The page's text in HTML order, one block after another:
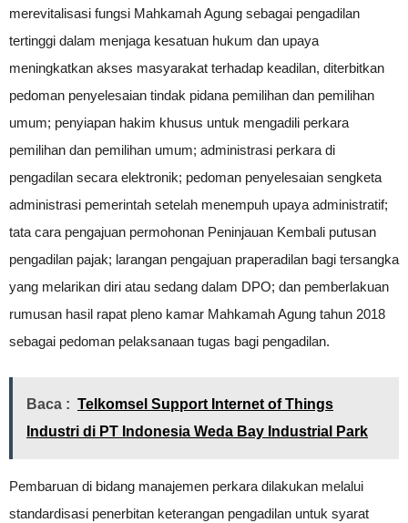
merevitalisasi fungsi Mahkamah Agung sebagai pengadilan
tertinggi dalam menjaga kesatuan hukum dan upaya
meningkatkan akses masyarakat terhadap keadilan, diterbitkan
pedoman penyelesaian tindak pidana pemilihan dan pemilihan
umum; penyiapan hakim khusus untuk mengadili perkara
pemilihan dan pemilihan umum; administrasi perkara di
pengadilan secara elektronik; pedoman penyelesaian sengketa
administrasi pemerintah setelah menempuh upaya administratif;
tata cara pengajuan permohonan Peninjauan Kembali putusan
pengadilan pajak; larangan pengajuan praperadilan bagi tersangka
yang melarikan diri atau sedang dalam DPO; dan pemberlakuan
rumusan hasil rapat pleno kamar Mahkamah Agung tahun 2018
sebagai pedoman pelaksanaan tugas bagi pengadilan.
Baca : Telkomsel Support Internet of Things
Industri di PT Indonesia Weda Bay Industrial Park
Pembaruan di bidang manajemen perkara dilakukan melalui
standardisasi penerbitan keterangan pengadilan untuk syarat